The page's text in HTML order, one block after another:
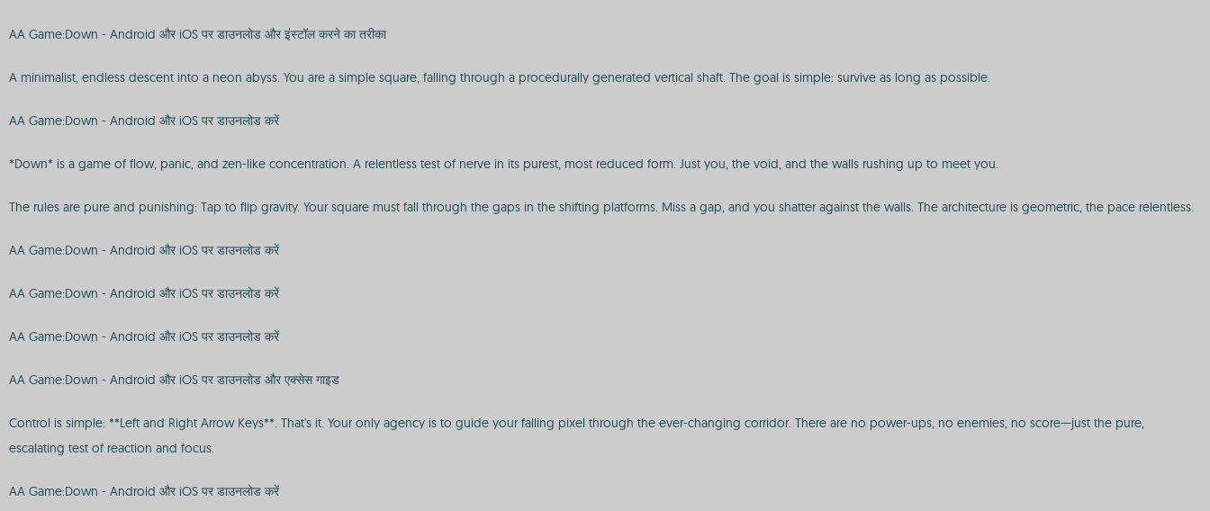
AA Game:Down - Android और iOS पर डाउनलोड और इंस्टॉल करने का तरीका
A minimalist, endless descent into a neon abyss. You are a simple square, falling through a procedurally generated vertical shaft. The goal is simple: survive as long as possible.
AA Game:Down - Android और iOS पर डाउनलोड करें
*Down* is a game of flow, panic, and zen-like concentration. A relentless test of nerve in its purest, most reduced form. Just you, the void, and the walls rushing up to meet you.
The rules are pure and punishing: Tap to flip gravity. Your square must fall through the gaps in the shifting platforms. Miss a gap, and you shatter against the walls. The architecture is geometric, the pace relentless.
AA Game:Down - Android और iOS पर डाउनलोड करें
AA Game:Down - Android और iOS पर डाउनलोड करें
AA Game:Down - Android और iOS पर डाउनलोड करें
AA Game:Down - Android और iOS पर डाउनलोड और एक्सेस गाइड
Control is simple: **Left and Right Arrow Keys**. That's it. Your only agency is to guide your falling pixel through the ever-changing corridor. There are no power-ups, no enemies, no score—just the pure,
escalating test of reaction and focus.
AA Game:Down - Android और iOS पर डाउनलोड करें